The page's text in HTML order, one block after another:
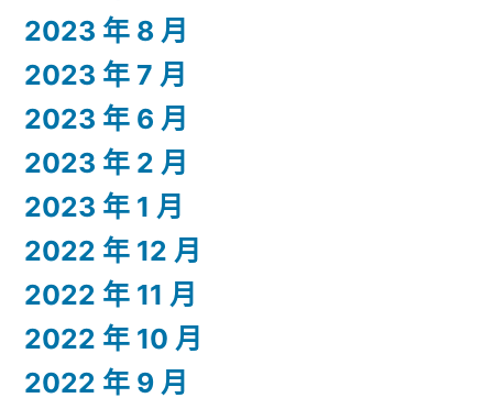
2023 年 8 月
2023 年 7 月
2023 年 6 月
2023 年 2 月
2023 年 1 月
2022 年 12 月
2022 年 11 月
2022 年 10 月
2022 年 9 月